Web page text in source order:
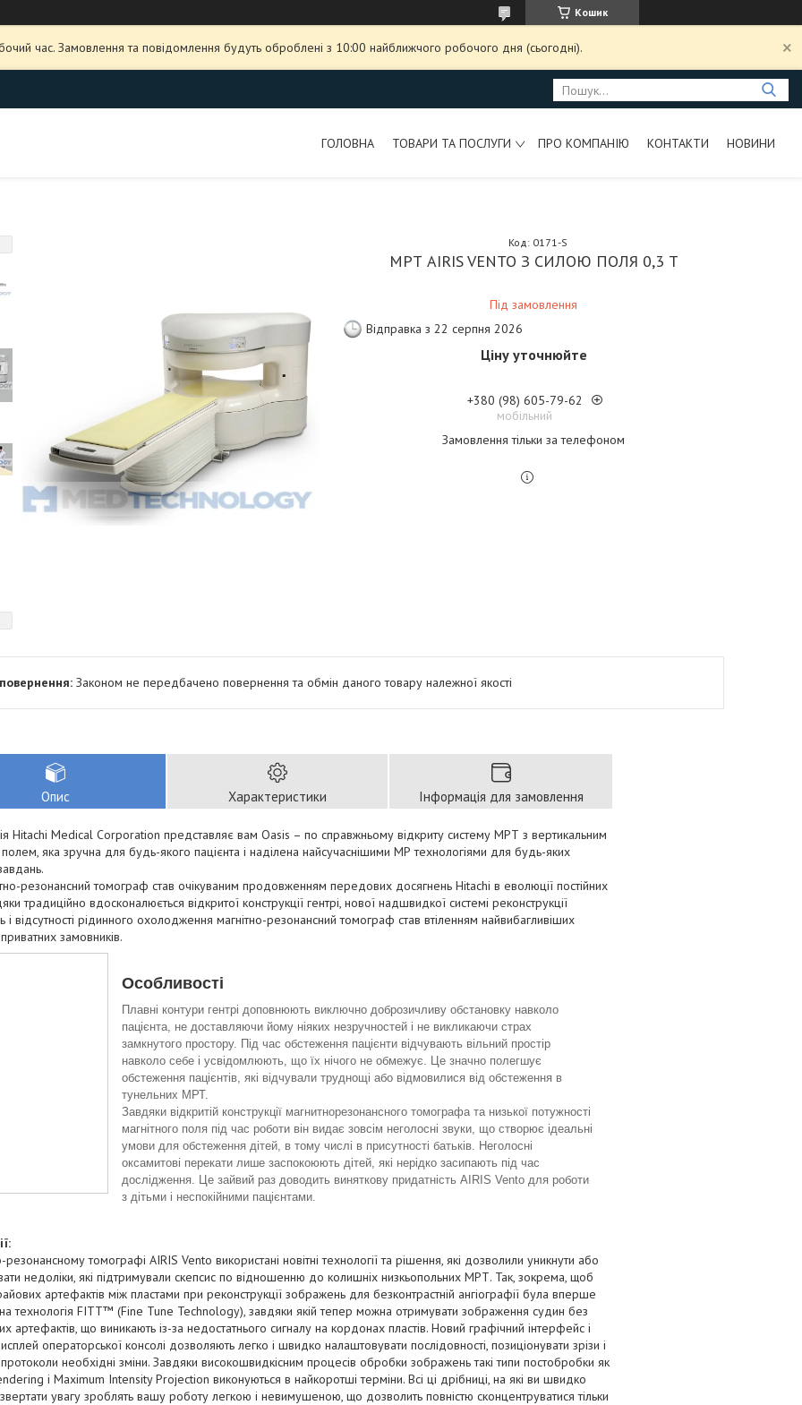
Кошик
час. Замовлення та повідомлення будуть оброблені з 10:00 найближчого робочого дня (сьогодні).
ГОЛОВНА ТОВАРИ ТА ПОСЛУГИ ПРО КОМПАНІЮ КОНТАКТИ НОВИНИ
МРТ AIRIS VENTO З СИЛОЮ ПОЛЯ 0,3 Т
Під замовлення
Код: 0171-S
Відправка з 22 серпня 2026
Ціну уточнюйте
+380 (98) 605-79-62
мобільний
Замовлення тільки за телефоном
Законом не передбачено повернення та обмін даного товару належної якості
Опис Характеристики Інформація для замовлення
Hitachi Medical Corporation представляє вам Oasis – по справжньому відкриту систему МРТ з вертикальним
полем, яка зручна для будь-якого пацієнта і наділена найсучаснішими МР технологіями для будь-яких
резонансний томограф став очікуваним продовженням передових досягнень Hitachi в еволюції постійних
традиційно вдосконалюється відкритої конструкції гентрі, нової надшвидкої системі реконструкції
і відсутності рідинного охолодження магнітно-резонансний томограф став втіленням найвибагливіших
замовників.
Особливості
Плавні контури гентрі доповнюють виключно доброзичливу обстановку навколо
пацієнта, не доставляючи йому ніяких незручностей і не викликаючи страх
замкнутого простору. Під час обстеження пацієнти відчувають вільний простір
навколо себе і усвідомлюють, що їх нічого не обмежує. Це значно полегшує
обстеження пацієнтів, які відчували труднощі або відмовилися від обстеження в
тунельних МРТ.
Завдяки відкритій конструкції магнитнорезонансного томографа та низької потужності
магнітного поля під час роботи він видає зовсім неголосні звуки, що створює ідеальні
умови для обстеження дітей, в тому числі в присутності батьків. Неголосні
оксамитові перекати лише заспокоюють дітей, які нерідко засипають під час
дослідження. Це зайвий раз доводить виняткову придатність AIRIS Vento для роботи
з дітьми і неспокійними пацієнтами.
резонансному томографі AIRIS Vento використані новітні технології та рішення, які дозволили уникнути або
недоліки, які підтримували скепсис по відношенню до колишніх низкьопольних МРТ. Так, зокрема, щоб
артефактів між пластами при реконструкції зображень для безконтрастній ангіографії була вперше
технологія FITT™ (Fine Tune Technology), завдяки якій тепер можна отримувати зображення судин без
артефактів, що виникають із-за недостатнього сигналу на кордонах пластів. Новий графічний інтерфейс і
операторської консолі дозволяють легко і швидко налаштовувати послідовності, позиціонувати зрізи і
необхідні зміни. Завдяки високошвидкісним процесів обробки зображень такі типи постобробки як
і Maximum Intensity Projection виконуються в найкоротші терміни. Всі ці дрібниці, на які ви швидко
звертати увагу зроблять вашу роботу легкою і невимушеною, що дозволить повністю сконцентруватися тільки